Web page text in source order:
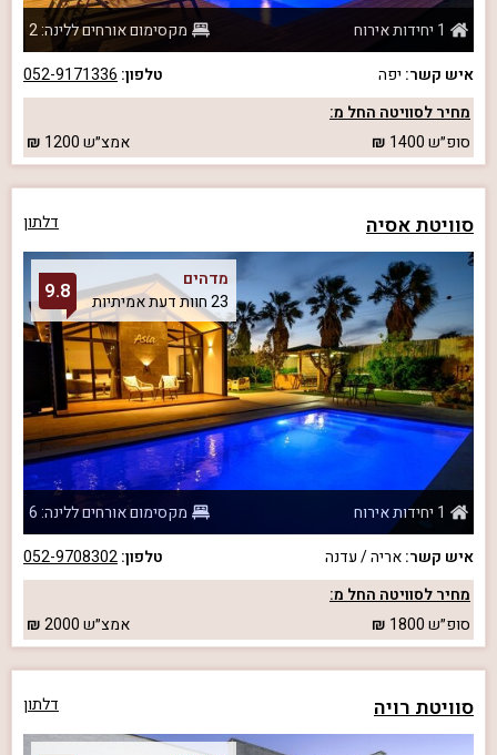
1 יחידות אירוח
מקסימום אורחים ללינה: 2
איש קשר: יפה טלפון: 052-9171336
מחיר לסוויטה החל מ:
סופ״ש1400 אמצ״ש1200
סוויטת אסיה דלתון
מדהים
23 חוות דעת אמיתיות
9.8
1 יחידות אירוח
מקסימום אורחים ללינה: 6
איש קשר:אריה / עדנה טלפון:052-9708302
מחיר לסוויטה החל מ:
סופ״ש1800 אמצ״ש2000
סוויטת רויה דלתון